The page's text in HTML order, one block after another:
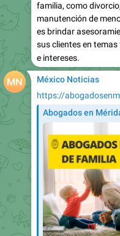
familia, como
manutención de
es brindar
sus clientes en
e intereses.
México Noticias
https://
Abogados en